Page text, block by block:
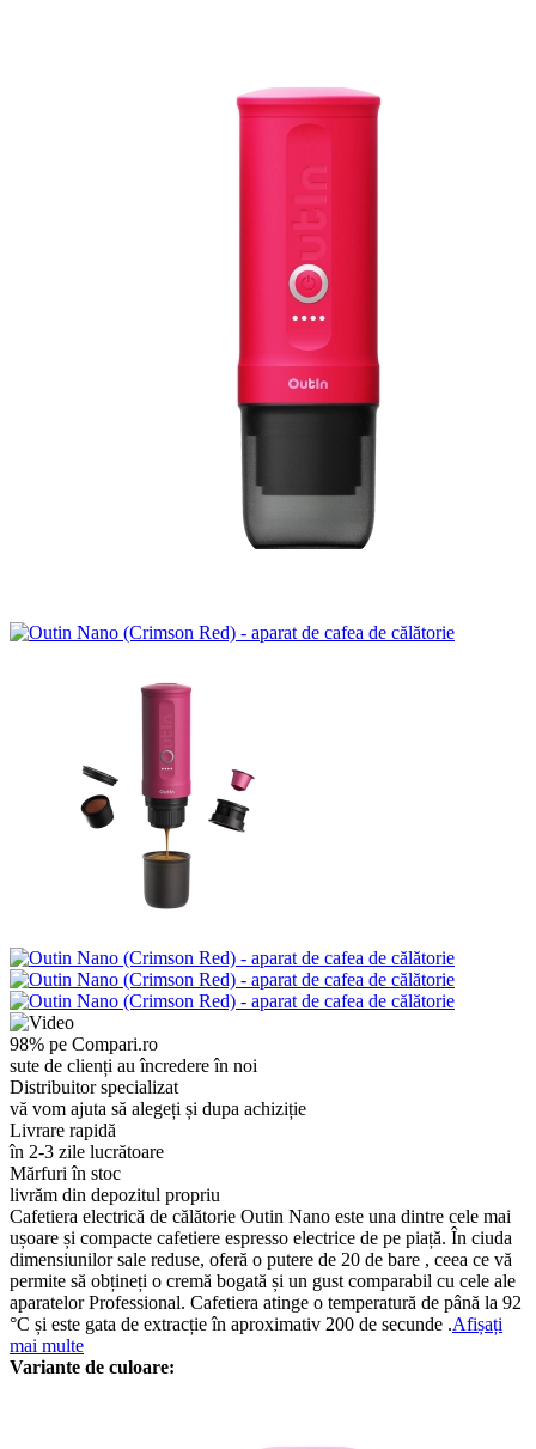
98% pe Compari.ro
sute de clienți au încredere în noi
Distribuitor specializat
vă vom ajuta să alegeți și dupa achiziție
Livrare rapidă
în 2-3 zile lucrătoare
Mărfuri în stoc
livrăm din depozitul propriu
Cafetiera electrică de călătorie Outin Nano este una dintre cele mai
ușoare și compacte cafetiere espresso electrice de pe piață. În ciuda
dimensiunilor sale reduse, oferă o putere de 20 de bare , ceea ce vă
permite să obțineți o cremă bogată și un gust comparabil cu cele ale
aparatelor Professional. Cafetiera atinge o temperatură de până la 92
°C și este gata de extracție în aproximativ 200 de secunde .Afișați
mai multe
Variante de culoare: